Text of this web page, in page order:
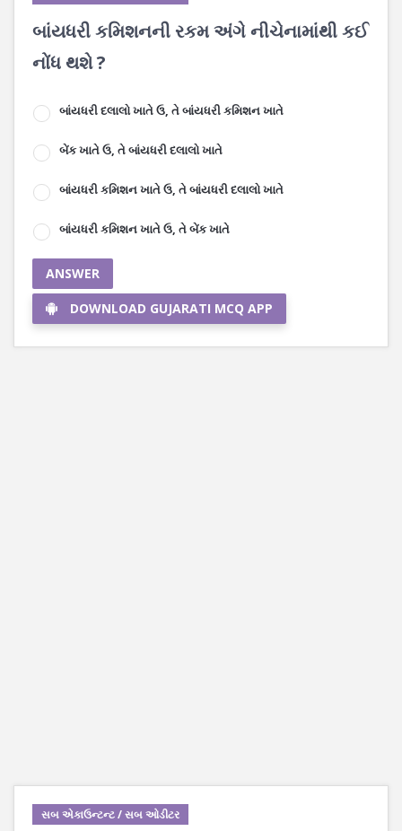
બાંયધરી કમિશનની રકમ અંગે નીચેનામાંથી કઈ
નોંધ થશે ?
બાંયધરી દલાલો ખાતે ઉ, તે બાંયધરી કમિશન ખાતે
બેંક ખાતે ઉ, તે બાંયધરી દલાલો ખાતે
બાંયધરી કમિશન ખાતે ઉ, તે બાંયધરી દલાલો ખાતે
બાંયધરી કમિશન ખાતે ઉ, તે બેંક ખાતે
ANSWER
DOWNLOAD GUJARATI MCQ APP
સબ એકાઉન્ટન્ટ / સબ ઓડીટર